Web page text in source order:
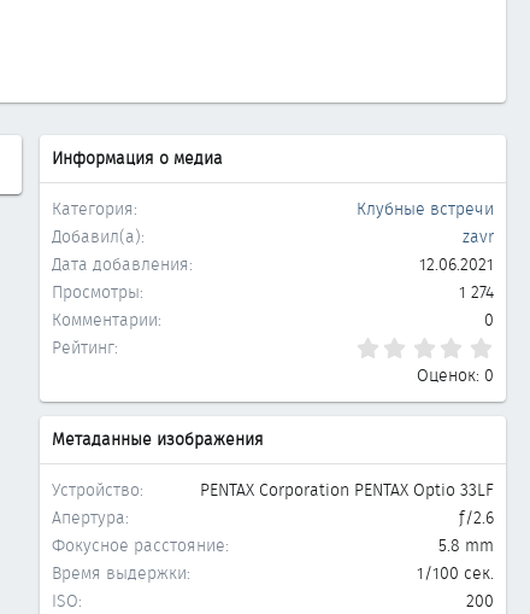
Информация о медиа
Категория
Клубные встречи
Добавил(а)
zavr
Дата добавления
12.06.2021
Просмотры
1 274
Комментарии
0
Рейтинг
Оценок: 0
Метаданные изображения
Устройство
PENTAX Corporation PENTAX Optio 33LF
Апертура
ƒ/2.6
Фокусное расстояние
5.8 mm
Время выдержки
1/100 сек.
ISO
200